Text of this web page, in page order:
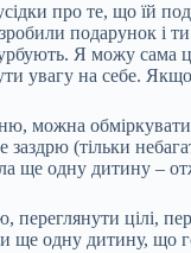
про те, що їй
подарунок і ти
Я можу сама
увагу на себе.
можна обміркувати,
заздрю (тільки
ще одну дитину –
переглянути цілі,
ще одну дитину, що